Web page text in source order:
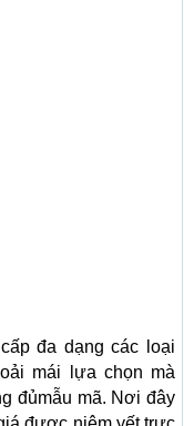
đa dạng các loại
mái lựa chọn mà
đủmẫu mã. Nơi đây